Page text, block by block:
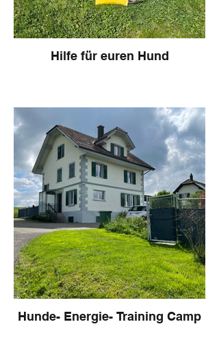
Hilfe für euren Hund
Hunde- Energie- Training Camp